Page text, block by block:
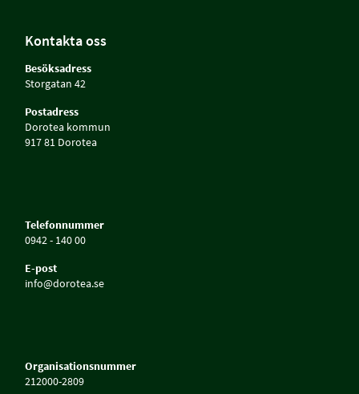
Kontakta oss
Besöksadress
Storgatan 42
Postadress
Dorotea kommun
917 81 Dorotea
Telefonnummer
0942 - 140 00
E-post
info@dorotea.se
Organisationsnummer
212000-2809